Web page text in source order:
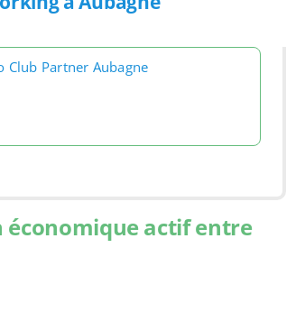
Club Partner Aubagne
économique actif entre